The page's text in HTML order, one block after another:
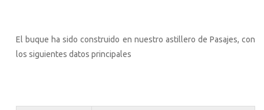
El buque ha sido construido en nuestro astillero de Pasajes, con
los siguientes datos principales